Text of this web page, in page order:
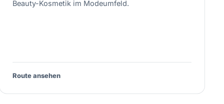
Beauty-Kosmetik im Modeumfeld.
Route ansehen